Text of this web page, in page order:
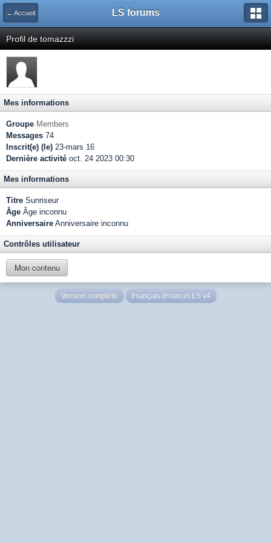
← Accueil LS forums
Profil de tomazzzi
Mes informations
Groupe Members
Messages 74
Inscrit(e) (le) 23-mars 16
Dernière activité oct. 24 2023 00:30
Mes informations
Titre Sunriseur
Âge Âge inconnu
Anniversaire Anniversaire inconnu
Contrôles utilisateur
Mon contenu
Version complète Français (France) LS v4